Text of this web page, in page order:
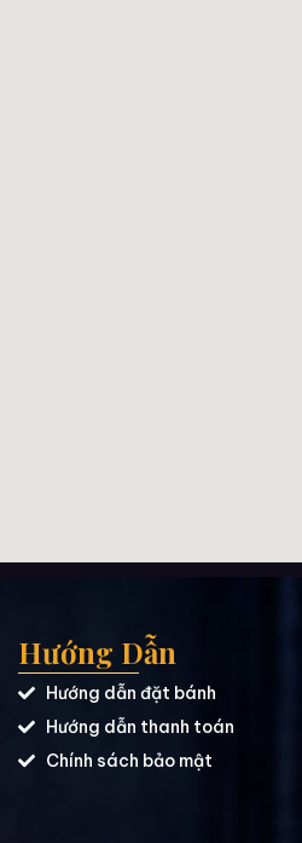
Hướng Dẫn
Hướng dẫn đặt bánh
Hướng dẫn thanh toán
Chính sách bảo mật